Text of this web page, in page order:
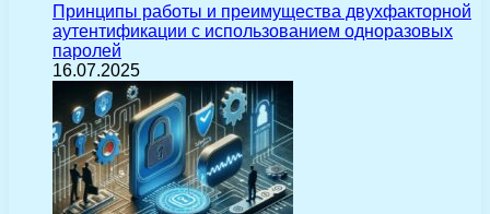
Принципы работы и преимущества двухфакторной
аутентификации с использованием одноразовых
паролей
16.07.2025